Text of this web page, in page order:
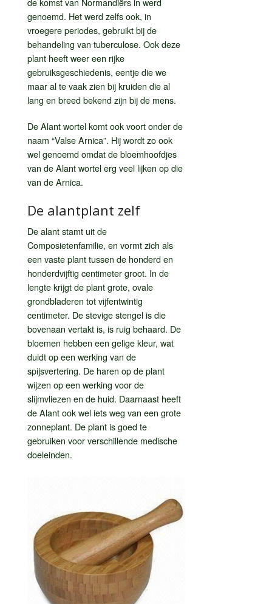
genoemd. Het werd zelfs ook, in
vroegere periodes, gebruikt bij de
behandeling van tuberculose. Ook deze
plant heeft weer een rijke
gebruiksgeschiedenis, eentje die we
maar al te vaak zien bij kruiden die al
lang en breed bekend zijn bij de mens.
De Alant wortel komt ook voort onder de
naam “Valse Arnica”. Hij wordt zo ook
wel genoemd omdat de bloemhoofdjes
van de Alant wortel erg veel lijken op die
van de Arnica.
De alantplant zelf
De alant stamt uit de
Composietenfamilie, en vormt zich als
een vaste plant tussen de honderd en
honderdvijftig centimeter groot. In de
lengte krijgt de plant grote, ovale
grondbladeren tot vijfentwintig
centimeter. De stevige stengel is die
bovenaan vertakt is, is ruig behaard. De
bloemen hebben een gelige kleur, wat
duidt op een werking van de
spijsvertering. De haren op de plant
wijzen op een werking voor de
slijmvliezen en de huid. Daarnaast heeft
de Alant ook wel iets weg van een grote
zonneplant. De plant is goed te
gebruiken voor verschillende medische
doeleinden.